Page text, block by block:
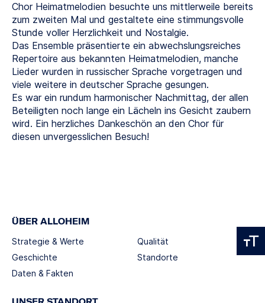
Chor Heimatmelodien besuchte uns mittlerweile bereits
zum zweiten Mal und gestaltete eine stimmungsvolle
Stunde voller Herzlichkeit und Nostalgie.
Das Ensemble präsentierte ein abwechslungsreiches
Repertoire aus bekannten Heimatmelodien, manche
Lieder wurden in russischer Sprache vorgetragen und
viele weitere in deutscher Sprache gesungen.
Es war ein rundum harmonischer Nachmittag, der allen
Beteiligten noch lange ein Lächeln ins Gesicht zaubern
wird. Ein herzliches Dankeschön an den Chor für
diesen unvergesslichen Besuch!
ÜBER ALLOHEIM
Strategie & Werte
Geschichte
Daten & Fakten
Qualität
Standorte